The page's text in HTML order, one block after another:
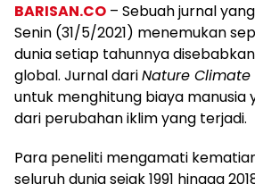
BARISAN.CO – Sebuah jurnal
Senin (31/5/2021) menemukan
dunia setiap tahunnya
global. Jurnal dariNature
untuk menghitung biaya manusia
dari perubahan iklim yang terjadi.
Para peneliti mengamati
seluruh dunia sejak 1991 hingga